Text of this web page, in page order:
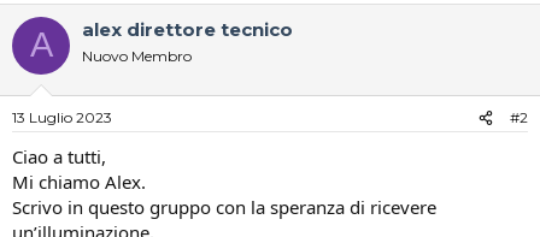
A alex direttore tecnico
Nuovo Membro
13 Luglio 2023 #2
Ciao a tutti,
Mi chiamo Alex.
Scrivo in questo gruppo con la speranza di ricevere
un’illuminazione.